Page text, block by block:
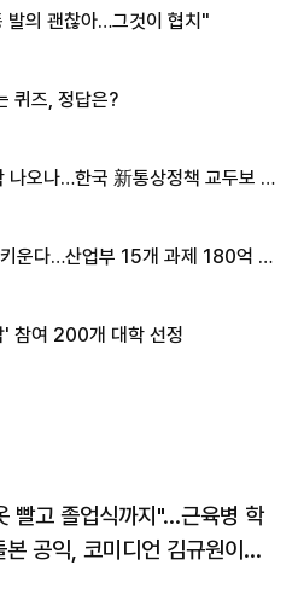
의 괜찮아…그것이 협치"
퀴즈, 정답은?
나오나…한국 新통상정책 교두보 활
운다…산업부 15개 과제 180억 지
' 참여 200개 대학 선정
빨고 졸업식까지"…근육병 학
본 공익, 코미디언 김규원이었